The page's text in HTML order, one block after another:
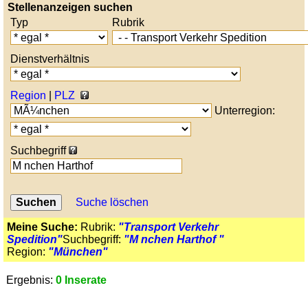
Stellenanzeigen suchen
Typ
Rubrik
Dienstverhältnis
Region
PLZ
Unterregion:
Suchbegriff
Suche löschen
Meine Suche: Rubrik: "Transport Verkehr
Spedition"Suchbegriff: "M nchen Harthof "
Region: "München"
Ergebnis: 0 Inserate